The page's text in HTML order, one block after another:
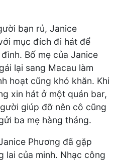
bạn rủ, Janice
mục đích đi hát để
Bố mẹ của Janice
lại sang Macau làm
hoạt cũng khó khăn. Khi
xin hát ở một quán bar,
giúp đỡ nên cô cũng
ba mẹ hàng tháng.
Phương đã gặp
lai của minh. Nhạc công